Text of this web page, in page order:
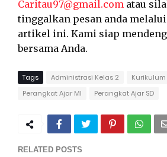
Caritau97@gmail.com atau
tinggalkan pesan anda
artikel ini. Kami siap
bersama Anda.
Tags Administrasi Kelas 2
Perangkat Ajar MI
Perangkat Ajar SD
RELATED POSTS